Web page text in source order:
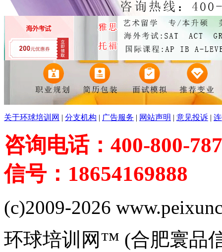
关于环球培训网 | 分支机构 | 广告服务 | 网站声明 | 意见投诉 |
咨询电话：400-800-
信号：18654169888
(c)2009-2026
环球培训网™ (合肥寰品